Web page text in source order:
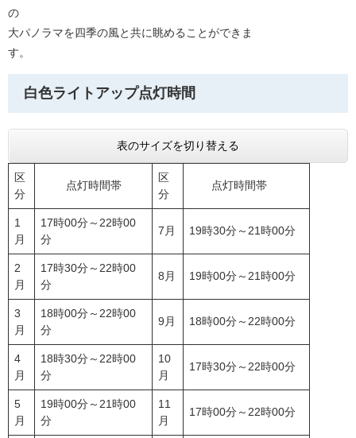
の
大パノラマを四季の風と共に眺めることができま
す。
白色ライトアップ点灯時間
表のサイズを切り替える
区
分
点灯時間帯
区
分
点灯時間帯
1
月
17時00分～22時00
分
7月 19時30分～21時00分
2
月
17時30分～22時00
分
8月 19時00分～21時00分
3
月
18時00分～22時00
分
9月 18時00分～22時00分
4
月
18時30分～22時00
分
10
月
17時30分～22時00分
5
月
19時00分～21時00
分
11
月
17時00分～22時00分